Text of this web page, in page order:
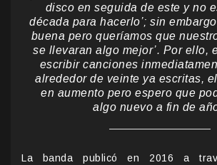
disco en seguida de este y no
década para hacerlo’; sin
buena pero queríamos que
se llevaran algo mejor’. Por ello,
escribir canciones
alrededor de veinte ya escritas,
en aumento pero espero que
algo nuevo a fin de
La banda publicó en 2016 a